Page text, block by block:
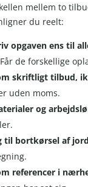
mellem to
du reelt:
opgaven ens til
de forskellige
skriftligt tilbud,
uden moms.
og
til bortkørsel af
referencer i